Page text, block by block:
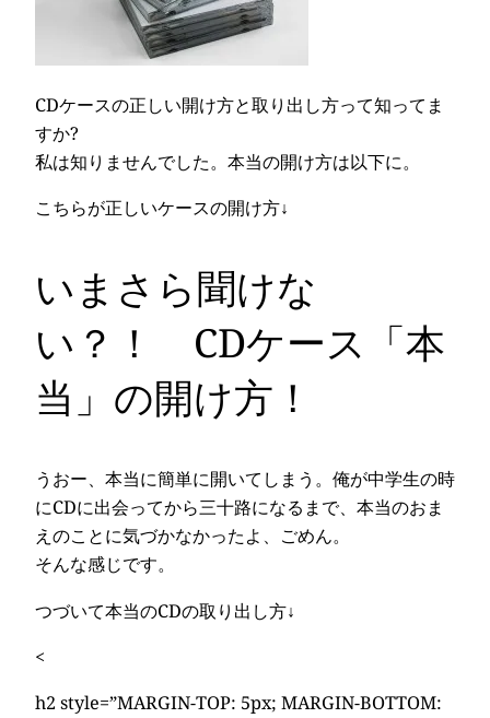
CDケースの正しい開け方と取り出し方って知ってま
すか?
私は知りませんでした。本当の開け方は以下に。
こちらが正しいケースの開け方↓
いまさら聞けな
い？！ CDケース「本
当」の開け方！
うおー、本当に簡単に開いてしまう。俺が中学生の時
にCDに出会ってから三十路になるまで、本当のおま
えのことに気づかなかったよ、ごめん。
そんな感じです。
つづいて本当のCDの取り出し方↓
<
h2 style=”MARGIN-TOP: 5px; MARGIN-BOTTOM: